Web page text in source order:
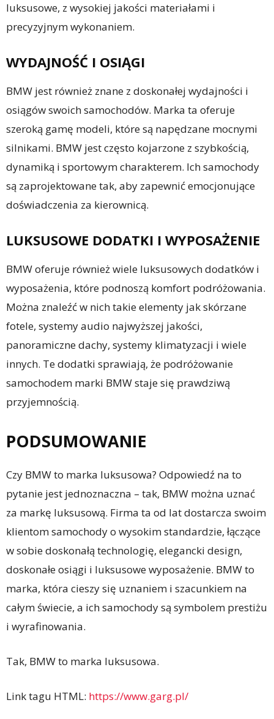
luksusowe, z wysokiej jakości materiałami i
precyzyjnym wykonaniem.
WYDAJNOŚĆ I OSIĄGI
BMW jest również znane z doskonałej wydajności i
osiągów swoich samochodów. Marka ta oferuje
szeroką gamę modeli, które są napędzane mocnymi
silnikami. BMW jest często kojarzone z szybkością,
dynamiką i sportowym charakterem. Ich samochody
są zaprojektowane tak, aby zapewnić emocjonujące
doświadczenia za kierownicą.
LUKSUSOWE DODATKI I WYPOSAŻENIE
BMW oferuje również wiele luksusowych dodatków i
wyposażenia, które podnoszą komfort podróżowania.
Można znaleźć w nich takie elementy jak skórzane
fotele, systemy audio najwyższej jakości,
panoramiczne dachy, systemy klimatyzacji i wiele
innych. Te dodatki sprawiają, że podróżowanie
samochodem marki BMW staje się prawdziwą
przyjemnością.
PODSUMOWANIE
Czy BMW to marka luksusowa? Odpowiedź na to
pytanie jest jednoznaczna – tak, BMW można uznać
za markę luksusową. Firma ta od lat dostarcza swoim
klientom samochody o wysokim standardzie, łączące
w sobie doskonałą technologię, elegancki design,
doskonałe osiągi i luksusowe wyposażenie. BMW to
marka, która cieszy się uznaniem i szacunkiem na
całym świecie, a ich samochody są symbolem prestiżu
i wyrafinowania.
Tak, BMW to marka luksusowa.
Link tagu HTML: https://www.garg.pl/